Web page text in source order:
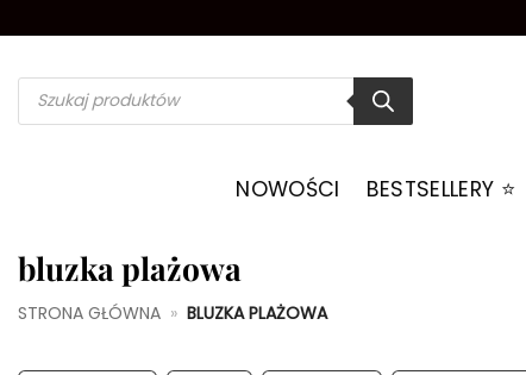
zawartości
Wyszukiwarka
produktów
NOWOŚCI BESTSELLERY ⭐️
bluzka plażowa
STRONA GŁÓWNA » BLUZKA PLAŻOWA